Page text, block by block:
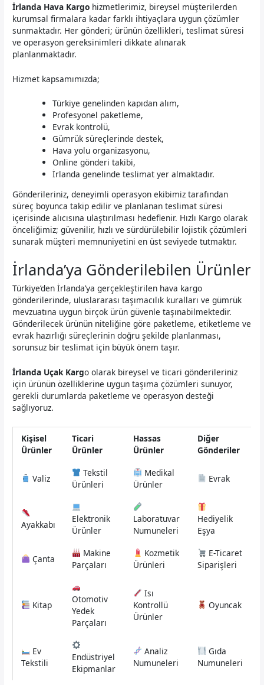
İrlanda Hava Kargo hizmetlerimiz, bireysel müşterilerden
kurumsal firmalara kadar farklı ihtiyaçlara uygun çözümler
sunmaktadır. Her gönderi; ürünün özellikleri, teslimat süresi
ve operasyon gereksinimleri dikkate alınarak
planlanmaktadır.
Hizmet kapsamımızda;
Türkiye genelinden kapıdan alım,
Profesyonel paketleme,
Evrak kontrolü,
Gümrük süreçlerinde destek,
Hava yolu organizasyonu,
Online gönderi takibi,
İrlanda genelinde teslimat yer almaktadır.
Gönderileriniz, deneyimli operasyon ekibimiz tarafından
süreç boyunca takip edilir ve planlanan teslimat süresi
içerisinde alıcısına ulaştırılması hedeflenir. Hızlı Kargo olarak
önceliğimiz; güvenilir, hızlı ve sürdürülebilir lojistik çözümleri
sunarak müşteri memnuniyetini en üst seviyede tutmaktır.
İrlanda’ya Gönderilebilen Ürünler
Türkiye’den İrlanda’ya gerçekleştirilen hava kargo
gönderilerinde, uluslararası taşımacılık kuralları ve gümrük
mevzuatına uygun birçok ürün güvenle taşınabilmektedir.
Gönderilecek ürünün niteliğine göre paketleme, etiketleme ve
evrak hazırlığı süreçlerinin doğru şekilde planlanması,
sorunsuz bir teslimat için büyük önem taşır.
İrlanda Uçak Kargo olarak bireysel ve ticari gönderileriniz
için ürünün özelliklerine uygun taşıma çözümleri sunuyor,
gerekli durumlarda paketleme ve operasyon desteği
sağlıyoruz.
Kişisel
Ürünler
Ticari
Ürünler
Hassas
Ürünler
Diğer
Gönderiler
Valiz
Tekstil
Ürünleri
Medikal
Ürünler
Evrak
Ayakkabı
Elektronik
Ürünler
Laboratuvar
Numuneleri
Hediyelik
Eşya
Çanta
Makine
Parçaları
Kozmetik
Ürünleri
E-Ticaret
Siparişleri
Kitap
Otomotiv
Yedek
Parçaları
Isı
Kontrollü
Ürünler
Oyuncak
Ev
Tekstili
Endüstriyel
Ekipmanlar
Analiz
Numuneleri
Gıda
Numuneleri